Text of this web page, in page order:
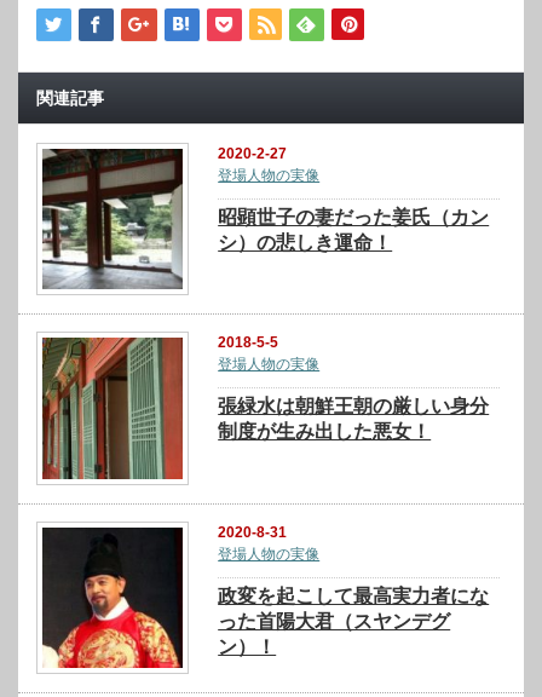
関連記事
2020-2-27
登場人物の実像
昭顕世子の妻だった姜氏（カン
シ）の悲しき運命！
2018-5-5
登場人物の実像
張緑水は朝鮮王朝の厳しい身分
制度が生み出した悪女！
2020-8-31
登場人物の実像
政変を起こして最高実力者にな
った首陽大君（スヤンデグ
ン）！